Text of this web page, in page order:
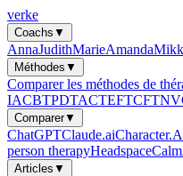
verke
Coachs ▼
AnnaJudithMarieAmanda
Méthodes ▼
Comparer les méthodes de
IACBTPDTACTEFTCFT
Comparer▼
ChatGPTClaude.ai
person therapyHeadspaceCalm
Articles ▼